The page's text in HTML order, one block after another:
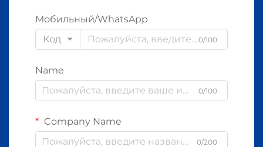
Мобильный/WhatsApp
Код
0/100
Name
0/100
Company Name
0/200